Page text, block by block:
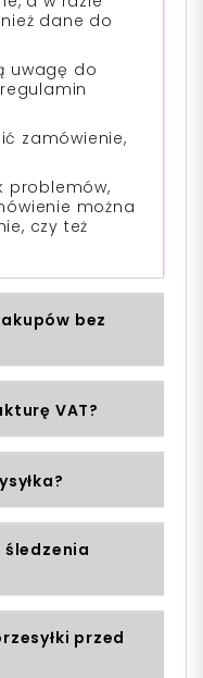
dane do
uwagę do
zamówienie,
problemów,
można
czy też
bez
VAT?
śledzenia
przed